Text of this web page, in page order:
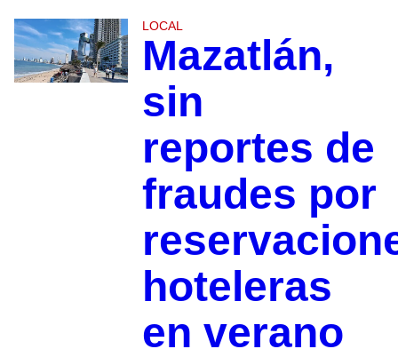
LOCAL
Mazatlán,
sin
reportes de
fraudes por
hoteleras
en verano